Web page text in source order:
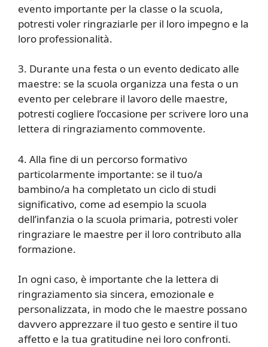
evento importante per la classe o la scuola,
potresti voler ringraziarle per il loro impegno e la
loro professionalità.
3. Durante una festa o un evento dedicato alle
maestre: se la scuola organizza una festa o un
evento per celebrare il lavoro delle maestre,
potresti cogliere l’occasione per scrivere loro una
lettera di ringraziamento commovente.
4. Alla fine di un percorso formativo
particolarmente importante: se il tuo/a
bambino/a ha completato un ciclo di studi
significativo, come ad esempio la scuola
dell’infanzia o la scuola primaria, potresti voler
ringraziare le maestre per il loro contributo alla
formazione.
In ogni caso, è importante che la lettera di
ringraziamento sia sincera, emozionale e
personalizzata, in modo che le maestre possano
davvero apprezzare il tuo gesto e sentire il tuo
affetto e la tua gratitudine nei loro confronti.